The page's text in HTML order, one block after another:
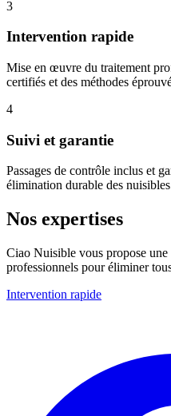
3
Intervention rapide
Mise en œuvre du traitement
certifiés et des méthodes
4
Suivi et garantie
Passages de contrôle inclus et
élimination durable des
Nos expertises
Ciao Nuisible vous propose une
professionnels pour éliminer
Intervention rapide